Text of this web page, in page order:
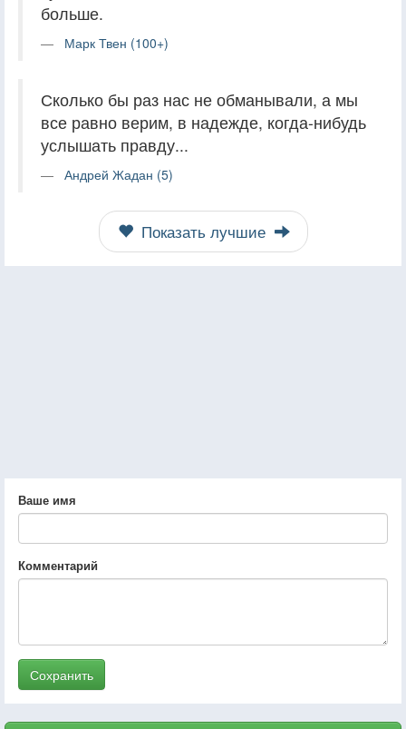
больше.
Марк Твен (100+)
Сколько бы раз нас не обманывали, а мы
все равно верим, в надежде, когда-нибудь
услышать правду...
Андрей Жадан (5)
Показать лучшие
Ваше имя
Комментарий
Сохранить